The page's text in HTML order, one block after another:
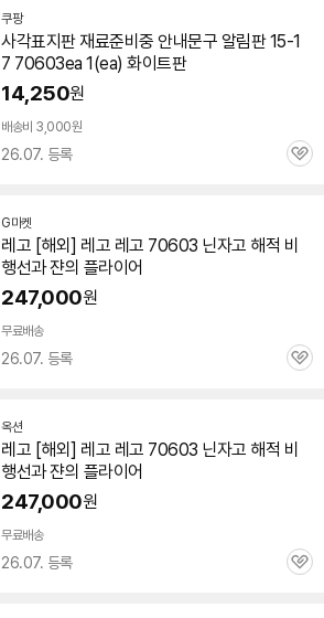
쿠팡
사각표지판 재료준비중 안내문구 알림판 15-1
7 70603ea 1(ea) 화이트판
14,250원
배송비 3,000원
26.07. 등록
관
G마켓
레고 [해외] 레고 레고 70603 닌자고 해적 비
행선과 쟌의 플라이어
247,000원
무료배송
26.07. 등록
관
옥션
레고 [해외] 레고 레고 70603 닌자고 해적 비
행선과 쟌의 플라이어
247,000원
무료배송
26.07. 등록
관